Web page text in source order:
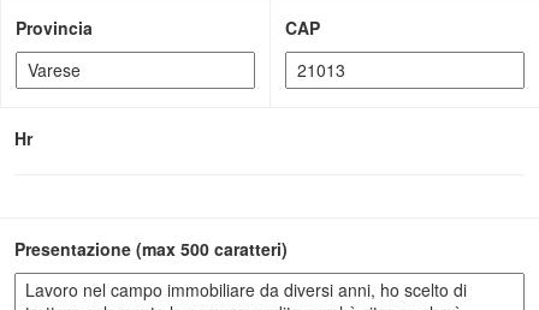
Provincia CAP
Hr
Presentazione (max 500 caratteri)